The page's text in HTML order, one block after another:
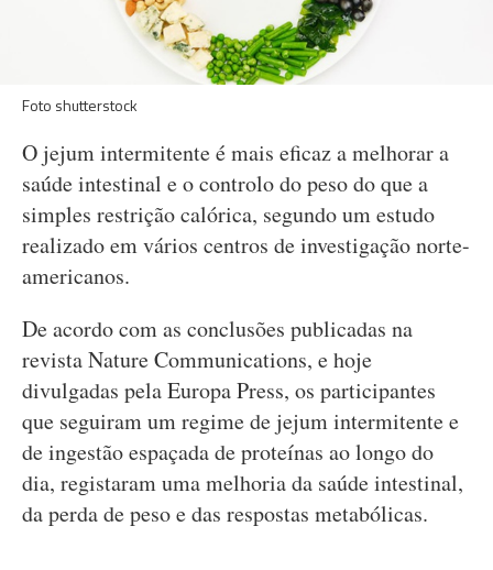
Foto shutterstock
O jejum intermitente é mais eficaz a melhorar a
saúde intestinal e o controlo do peso do que a
simples restrição calórica, segundo um estudo
realizado em vários centros de investigação norte-
americanos.
De acordo com as conclusões publicadas na
revista Nature Communications, e hoje
divulgadas pela Europa Press, os participantes
que seguiram um regime de jejum intermitente e
de ingestão espaçada de proteínas ao longo do
dia, registaram uma melhoria da saúde intestinal,
da perda de peso e das respostas metabólicas.